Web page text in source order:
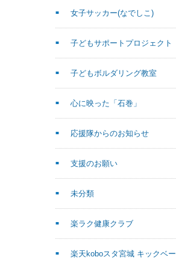
女子サッカー(なでしこ)
子どもサポートプロジェクト
子どもボルダリング教室
心に映った「石巻」
応援隊からのお知らせ
支援のお願い
未分類
楽ラク健康クラブ
楽天koboスタ宮城 キックベー